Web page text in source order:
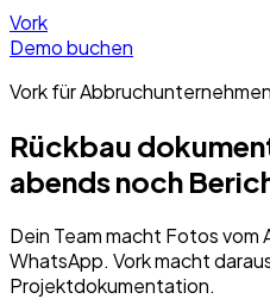
Vork
Demo buchen
Vork fürAbbruchunternehmen
Rückbau
abends noch
Dein Team macht Fotos vom
WhatsApp. Vork macht
Projektdokumentation.